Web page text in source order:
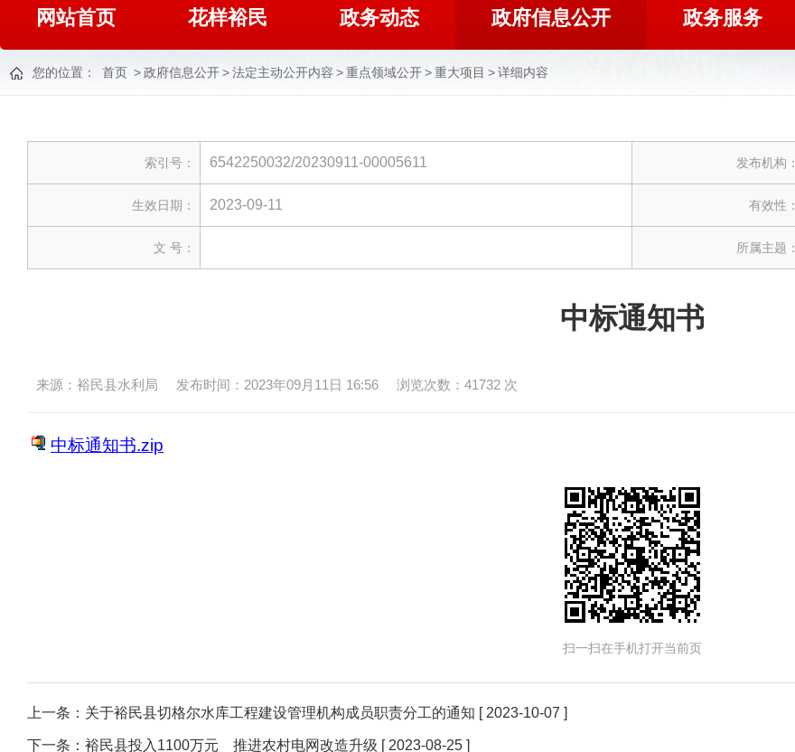
网站首页 花样裕民 政务动态 政府信息公开 政务服务
您的位置： 首页 >政府信息公开>法定主动公开内容 >重点领域公开>重大项目 >详细内容
索引号： 6542250032/20230911-00005611 发布机构：
生效日期： 2023-09-11 有效性：
文 号： 所属主题：
中标通知书
来源：裕民县水利局 发布时间：2023年09月11日 16:56 浏览次数： 41732 次
中标通知书.zip
扫一扫在手机打开当前页
上一条： 关于裕民县切格尔水库工程建设管理机构成员职责分工的通知 [ 2023-10-07 ]
下一条： 裕民县投入1100万元 推进农村电网改造升级 [ 2023-08-25 ]